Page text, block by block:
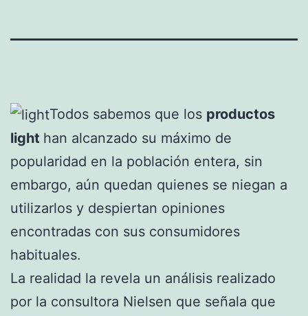
Todos sabemos que los productos
light han alcanzado su máximo de
popularidad en la población entera, sin
embargo, aún quedan quienes se niegan a
utilizarlos y despiertan opiniones
encontradas con sus consumidores
habituales.
La realidad la revela un análisis realizado
por la consultora Nielsen que señala que